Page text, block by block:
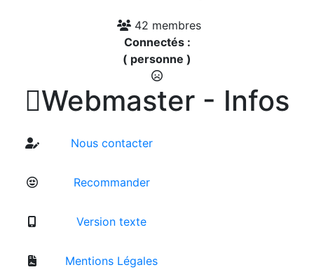
42 membres
Connectés :
( personne )
Webmaster - Infos
Nous contacter
Recommander
Version texte
Mentions Légales